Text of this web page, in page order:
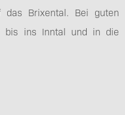
das Brixental. Bei guten
bis ins Inntal und in die